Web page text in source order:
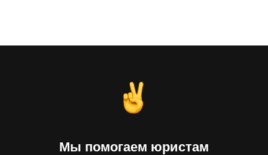
Мы помогаем юристам